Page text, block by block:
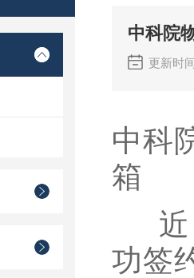
中科院
更新时
中科
箱
近
功签